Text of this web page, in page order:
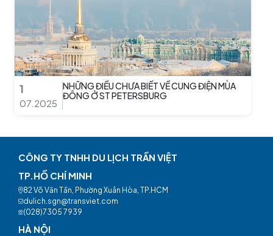
1
07.2025
NHỮNG ĐIỀU CHƯA BIẾT VỀ CUNG ĐIỆN MÙA
ĐÔNG Ở ST PETERSBURG
CÔNG TY TNHH DU LỊCH TRẦN VIỆT
TP.HỒ CHÍ MINH
82 Võ Văn Tần, Phường Xuân Hòa, TP.HCM
dulich.sgn@transviet.com
(028)7305 7939
HÀ NỘI